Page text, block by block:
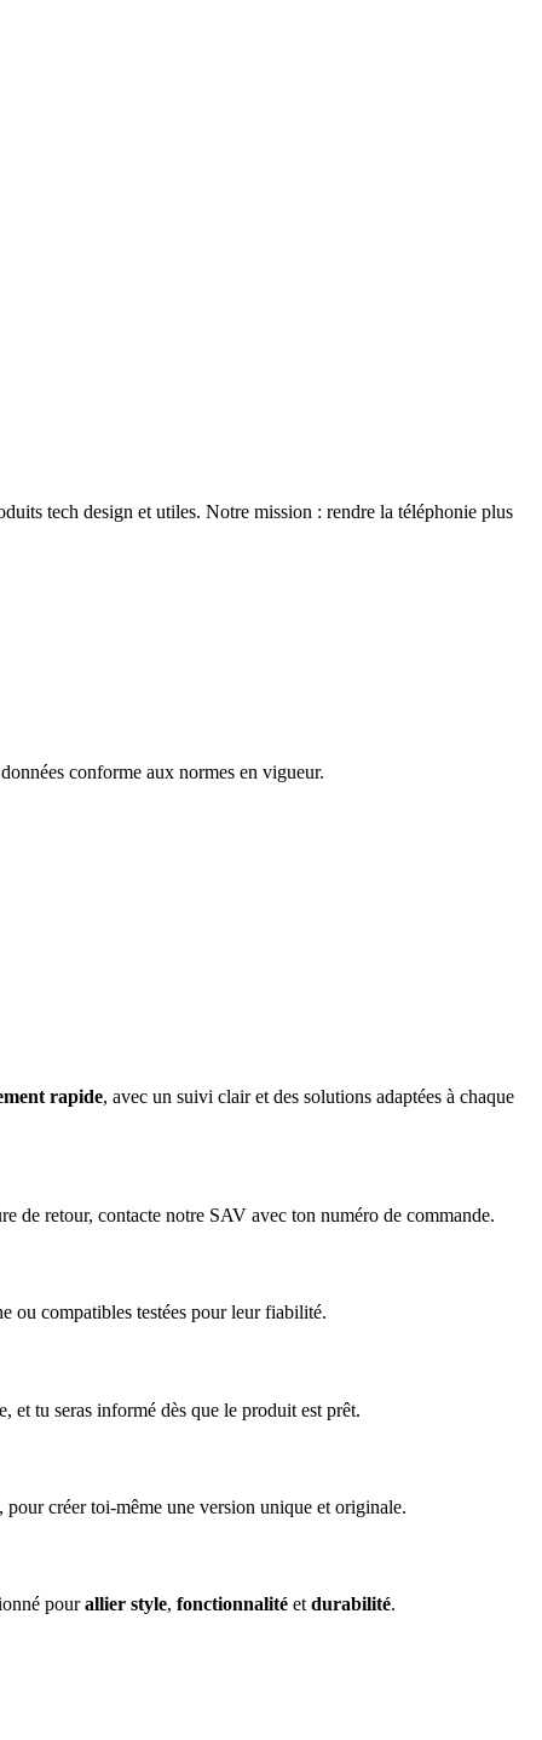
tech design et utiles. Notre mission : rendre la téléphonie plus
conforme aux normes en vigueur.
rapide, avec un suivi clair et des solutions adaptées à chaque
de retour, contacte notre SAV avec ton numéro de commande.
ou compatibles testées pour leur fiabilité.
et tu seras informé dès que le produit est prêt.
, pour créer toi-même une version unique et originale.
pourallier style, fonctionnalité et durabilité.